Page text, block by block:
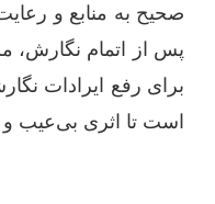
صحیح به منابع و
پس از اتمام نگارش،
برای رفع ایرادات
است تا اثری بی‌عیب